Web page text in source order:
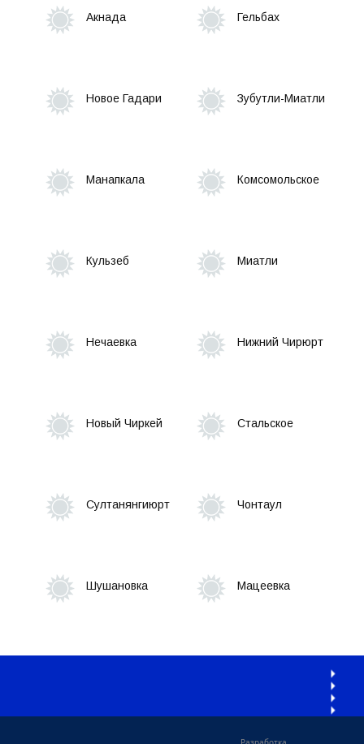
МКУ Централизованная бухгалтерия
Акнада Гельбах
Новое Гадари Зубутли-Миатли
Манапкала Комсомольское
Кульзеб Миатли
Нечаевка Нижний Чирюрт
Новый Чиркей Стальское
Султанянгиюрт Чонтаул
Шушановка Мацеевка